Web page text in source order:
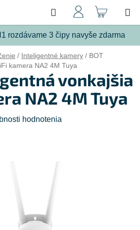
rozdávame 3 čipy navyše zdarma
Hľadať
/ Inteligentné kamery / BOT
kamera NA2 4M Tuya
vonkajšia
NA2 4M Tuya
hodnotenia